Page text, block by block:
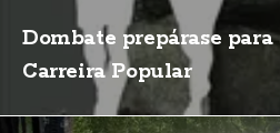
Dombate prepárase
Carreira Popular